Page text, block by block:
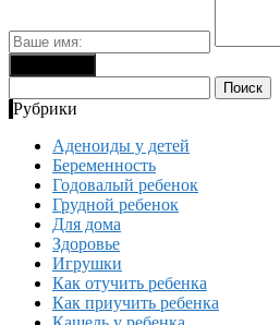
Рубрики
Аденоиды у детей
Беременность
Годовалый ребенок
Грудной ребенок
Для дома
Здоровье
Игрушки
Как отучить ребенка
Как приучить ребенка